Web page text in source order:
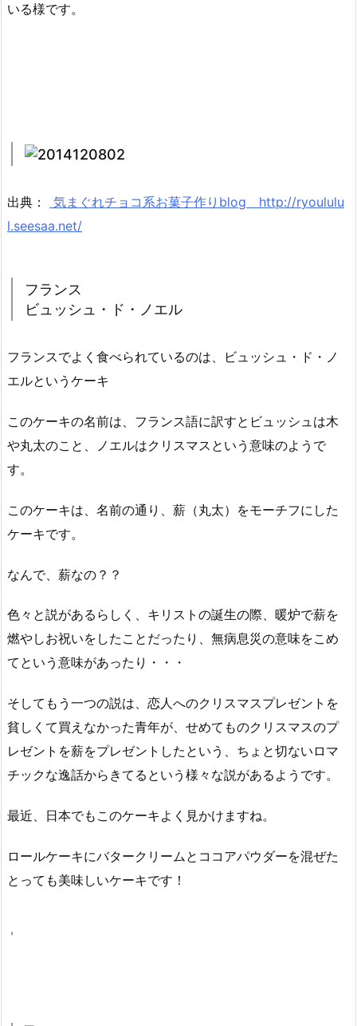
いる様です。
出典：
気まぐれチョコ系お菓子作りblog http://ryoululu
l.seesaa.net/
フランス
ビュッシュ・ド・ノエル
フランスでよく食べられているのは、ビュッシュ・ド・ノ
エルというケーキ
このケーキの名前は、フランス語に訳すとビュッシュは木
や丸太のこと、ノエルはクリスマスという意味のようで
す。
このケーキは、名前の通り、薪（丸太）をモーチフにした
ケーキです。
なんで、薪なの？？
色々と説があるらしく、キリストの誕生の際、暖炉で薪を
燃やしお祝いをしたことだったり、無病息災の意味をこめ
てという意味があったり・・・
そしてもう一つの説は、恋人へのクリスマスプレゼントを
貧しくて買えなかった青年が、せめてものクリスマスのプ
レゼントを薪をプレゼントしたという、ちょと切ないロマ
チックな逸話からきてるという様々な説があるようです。
最近、日本でもこのケーキよく見かけますね。
ロールケーキにバタークリームとココアパウダーを混ぜた
とっても美味しいケーキです！